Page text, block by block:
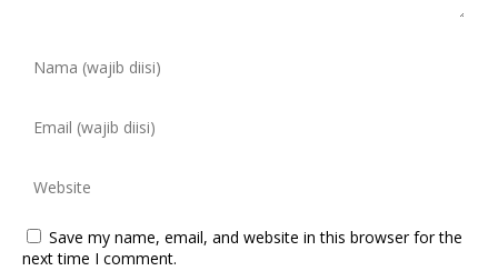
Save my name, email, and website in this browser for the
next time I comment.